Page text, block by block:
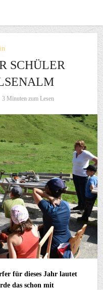
SCHÜLER
3 Minuten zum Lesen
für dieses Jahr lautet
das schon mit